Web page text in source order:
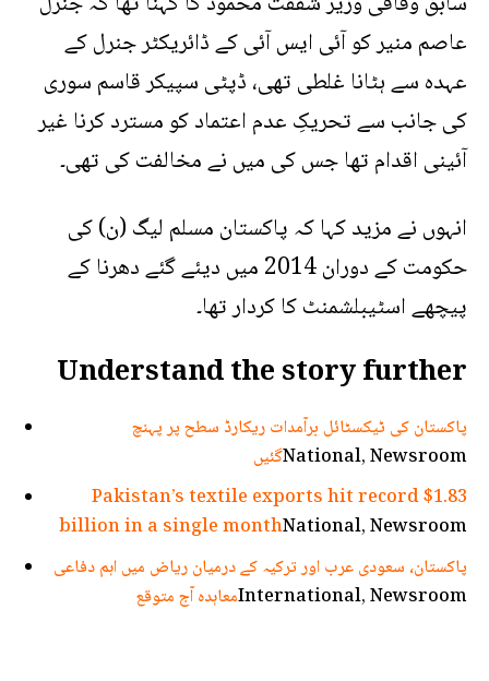
عاصم منیر کو آئی ایس آئی کے ڈائریکٹر جنرل کے
عہدہ سے ہٹانا غلطی تھی، ڈپٹی سپیکر قاسم سوری
کی جانب سے تحریکِ عدم اعتماد کو مسترد کرنا غیر
آئینی اقدام تھا جس کی میں نے مخالفت کی تھی۔
انہوں نے مزید کہا کہ پاکستان مسلم لیگ (ن) کی
حکومت کے دوران 2014 میں دیئے گئے دھرنا کے
پیچھے اسٹیبلشمنٹ کا کردار تھا۔
Understand the story further
پاکستان کی ٹیکسٹائل برآمدات ریکارڈ سطح پر پہنچ
گئیںNational, Newsroom
Pakistan’s textile exports hit record $1.83
billion in a single monthNational, Newsroom
پاکستان، سعودی عرب اور ترکیہ کے درمیان ریاض میں اہم دفاعی
معاہدہ آج متوقعInternational, Newsroom